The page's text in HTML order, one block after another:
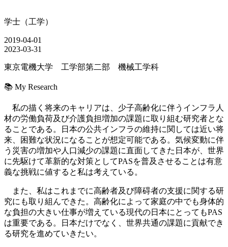
学士（工学）
2019-04-01
2023-03-31
東京電機大学 工学部第二部 機械工学科
📚 My Research
私の描く将来のキャリアは、少子高齢化に伴うインフラ人
材の労働負荷及び介護負担増加の課題に取り組む研究者とな
ることである。日本の公共インフラの維持に関しては近い将
来、困難な状況になることが想定可能である。気候変動に伴
う災害の増加や人口減少の課題に直面してきた日本が、世界
に先駆けて革新的な対策としてPASを普及させることは有意
義な挑戦に値すると私は考えている。
また、私はこれまでに高齢者及び障碍者の支援に関する研
究にも取り組んできた。高齢化によって家庭の中でも身体的
な負担の大きい仕事が増えている現代の日本にとってもPAS
は重要である。日本だけでなく、世界共通の課題に貢献でき
る研究を進めていきたい。